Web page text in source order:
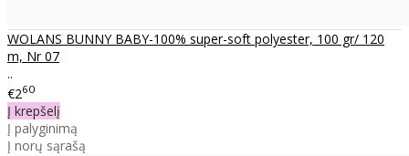
WOLANS BUNNY BABY-100% super-soft polyester, 100 gr/ 120
m, Nr 07
..
€260
Į krepšelį
Į palyginimą
Į norų sąrašą